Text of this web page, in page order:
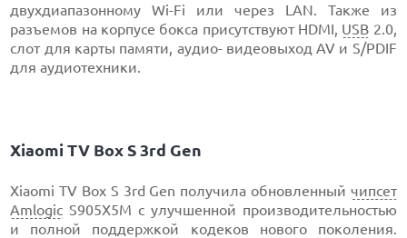
двухдиапазонному Wi-Fi или через LAN. Также из
разъемов на корпусе бокса присутствуют HDMI, USB 2.0,
слот для карты памяти, аудио- видеовыход AV и S/PDIF
для аудиотехники.
Xiaomi TV Box S 3rd Gen
Xiaomi TV Box S 3rd Gen получила обновленный чипсет
Amlogic S905X5M с улучшенной производительностью
и полной поддержкой кодеков нового поколения.